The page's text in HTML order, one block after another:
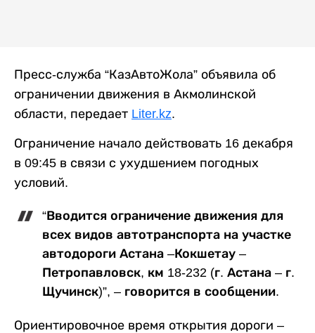
Пресс-служба “КазАвтоЖола” объявила об
ограничении движения в Акмолинской
области, передает Liter.kz.
Ограничение начало действовать 16 декабря
в 09:45 в связи с ухудшением погодных
условий.
“Вводится ограничение движения для
всех видов автотранспорта на участке
автодороги Астана –Кокшетау –
Петропавловск, км 18-232 (г. Астана – г.
Щучинск)”, – говорится в сообщении.
Ориентировочное время открытия дороги –